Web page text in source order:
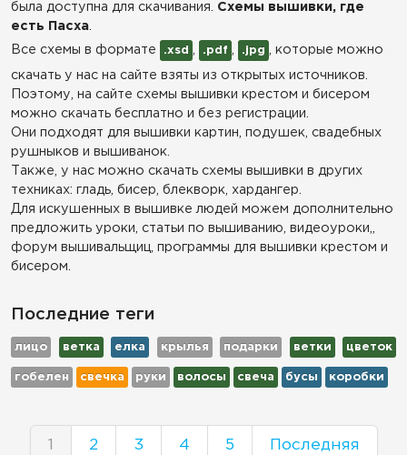
была доступна для скачивания. Схемы вышивки, где
есть Пасха
Все схемы в формате
.xsd .pdf .jpg , которые можно
скачать у нас на сайте взяты из открытых источников.
Поэтому, на сайте схемы вышивки крестом и бисером
можно скачать бесплатно и без регистрации.
Они подходят для вышивки картин, подушек, свадебных
рушныков и вышиванок.
Также, у нас можно скачать схемы вышивки в других
техниках: гладь, бисер, блекворк, хардангер.
Для искушенных в вышивке людей можем дополнительно
предложить уроки, статьи по вышиванию, видеоуроки,,
форум вышивальщиц, программы для вышивки крестом и
бисером.
Последние теги
лицо ветка елка крылья подарки ветки цветок
гобелен свечка руки волосы свеча бусы коробки
1 2 3 4 5 Последняя